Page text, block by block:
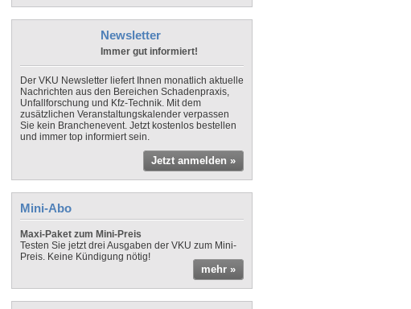
Newsletter
Immer gut informiert!
Der VKU Newsletter liefert Ihnen monatlich aktuelle
Nachrichten aus den Bereichen Schadenpraxis,
Unfallforschung und Kfz-Technik. Mit dem
zusätzlichen Veranstaltungskalender verpassen
Sie kein Branchenevent. Jetzt kostenlos bestellen
und immer top informiert sein.
Jetzt anmelden »
Mini-Abo
Maxi-Paket zum Mini-Preis
Testen Sie jetzt drei Ausgaben der VKU zum Mini-
Preis. Keine Kündigung nötig!
mehr »